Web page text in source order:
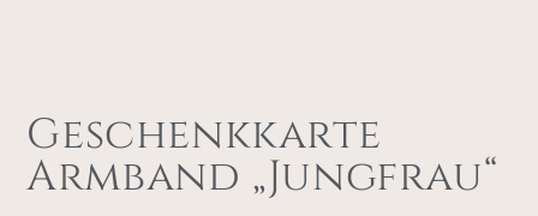
Geschenkkarte
Armband „Jungfrau“